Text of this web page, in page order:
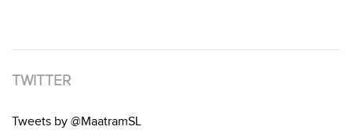
TWITTER
Tweets by @MaatramSL